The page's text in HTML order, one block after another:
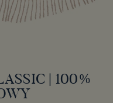
| 100%